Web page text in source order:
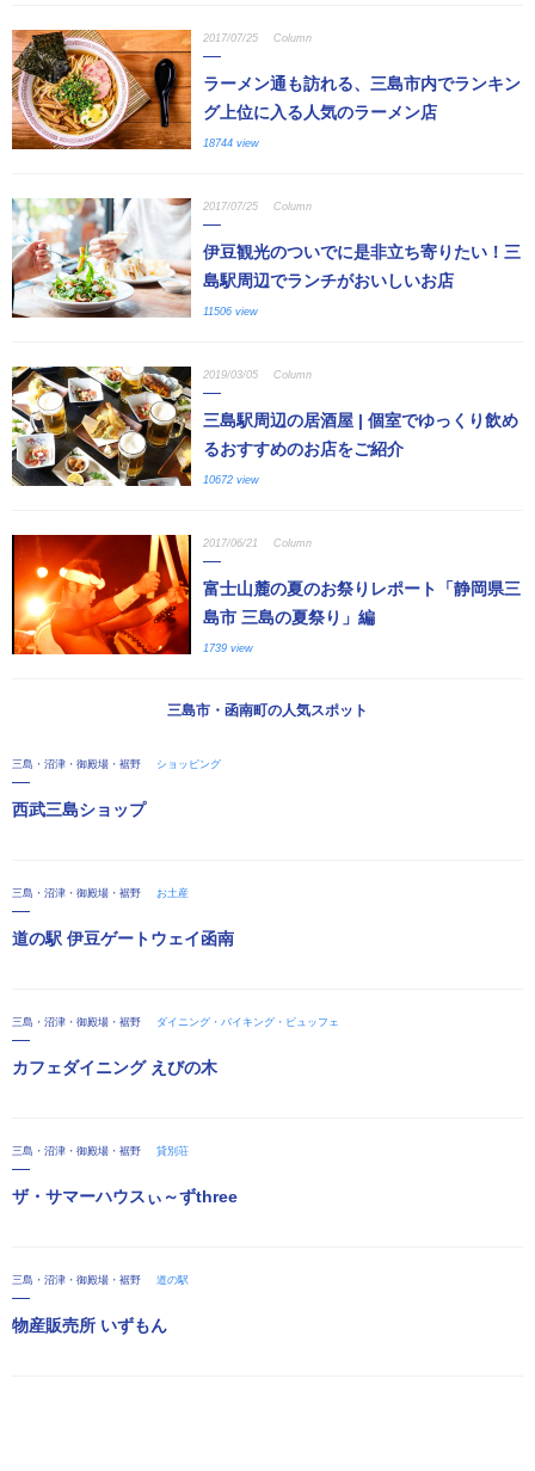
2017/07/25 Column
ラーメン通も訪れる、三島市内でランキン
グ上位に入る人気のラーメン店
18744 view
2017/07/25 Column
伊豆観光のついでに是非立ち寄りたい！三
島駅周辺でランチがおいしいお店
11506 view
2019/03/05 Column
三島駅周辺の居酒屋 | 個室でゆっくり飲め
るおすすめのお店をご紹介
10672 view
2017/06/21 Column
富士山麓の夏のお祭りレポート「静岡県三
島市 三島の夏祭り」編
1739 view
三島市・函南町の人気スポット
三島・沼津・御殿場・裾野 ショッピング
西武三島ショップ
三島・沼津・御殿場・裾野 お土産
道の駅 伊豆ゲートウェイ函南
三島・沼津・御殿場・裾野 ダイニング・バイキング・ビュッフェ
カフェダイニング えびの木
三島・沼津・御殿場・裾野 貸別荘
ザ・サマーハウスぃ～ずthree
三島・沼津・御殿場・裾野 道の駅
物産販売所 いずもん